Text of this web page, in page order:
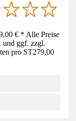
€ * Alle Preise
ggf. zzgl.
pro ST279,00